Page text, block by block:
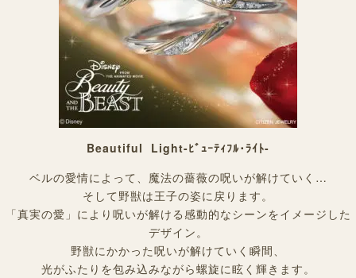
Beautiful Light-ﾋﾞｭｰﾃｨﾌﾙ･ﾗｲﾄ-
ベルの愛情によって、魔法の薔薇の呪いが解けていく…
そして野獣は王子の姿に戻ります。
「真実の愛」により呪いが解ける感動的なシーンをイメージした
デザイン。
野獣にかかった呪いが解けていく瞬間、
光がふたりを包み込みながら螺旋に眩く輝きます。